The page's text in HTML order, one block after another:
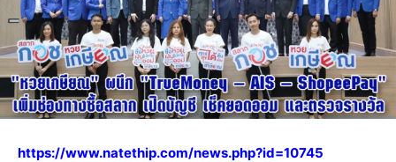
https://www.natethip.com/news.php?id=10745